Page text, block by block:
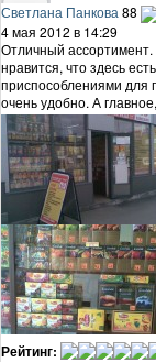
Светлана Панкова 88
4 мая 2012 в 14:29
Отличный ассортимент.
нравится, что здесь
приспособлениями для
очень удобно. А
Рейтинг: